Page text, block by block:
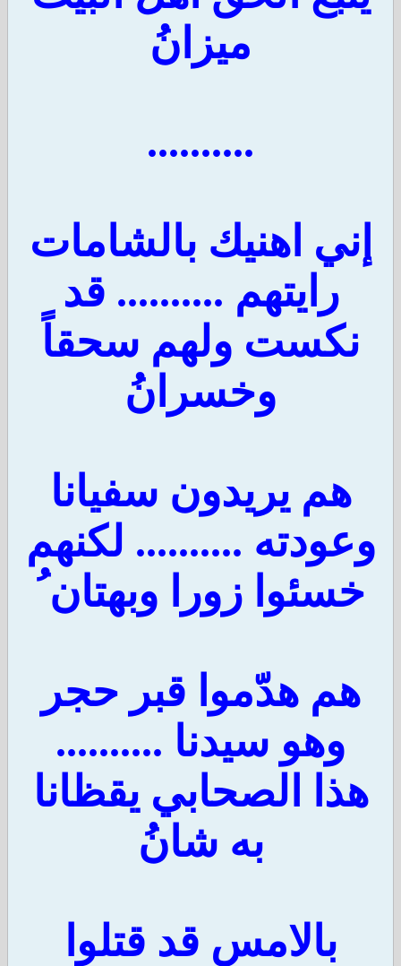
ميزانُ
..........
إني اهنيك بالشامات
رايتهم .......... قد
نكست ولهم سحقاً
وخسرانُ
هم يريدون سفيانا
وعودته .......... لكنهم
خسئوا زورا وبهتان ُ
هم هدّموا قبر حجر
وهو سيدنا ..........
هذا الصحابي يقظانا
به شانُ
بالامس قد قتلوا